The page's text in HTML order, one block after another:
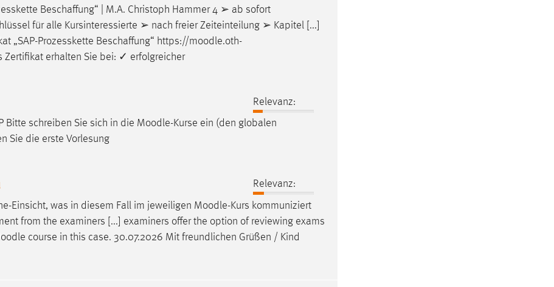
Beschaffung“ | M.A. Christoph Hammer 4 ➢ ab sofort
für alle Kursinteressierte ➢ nach freier Zeiteinteilung ➢ Kapitel [...]
„SAP-Prozesskette Beschaffung“ https://moodle.oth-
erhalten Sie bei: ✓ erfolgreicher
Relevanz:
Bitte schreiben Sie sich in die Moodle-Kurse ein (den globalen
Sie die erste Vorlesung
Relevanz:
Einsicht, was in diesem Fall im jeweiligen Moodle-Kurs kommuniziert
from the examiners [...] examiners offer the option of reviewing exams
course in this case. 30.07.2026 Mit freundlichen Grüßen / Kind